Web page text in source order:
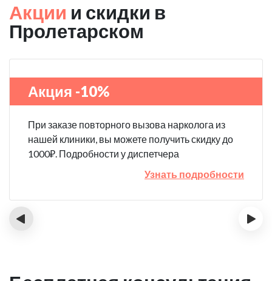
Акции и скидки в
Пролетарском
Акция -10%
При заказе повторного вызова нарколога из
нашей клиники, вы можете получить скидку до
1000₽. Подробности у диспетчера
Узнать подробности
‹ ›